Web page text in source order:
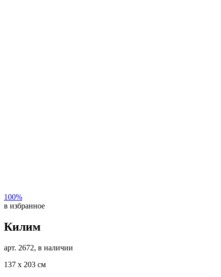
100%
в избранное
Килим
арт. 2672, в наличии
137 х 203 см